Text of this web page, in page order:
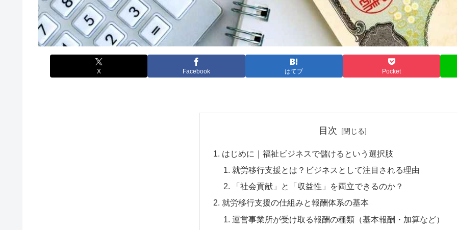
X Facebook はてブ Pocket
目次
はじめに｜福祉ビジネスで儲けるという選択肢
就労移行支援とは？ビジネスとして注目される理由
「社会貢献」と「収益性」を両立できるのか？
就労移行支援の仕組みと報酬体系の基本
運営事業所が受け取る報酬の種類（基本報酬・加算など）